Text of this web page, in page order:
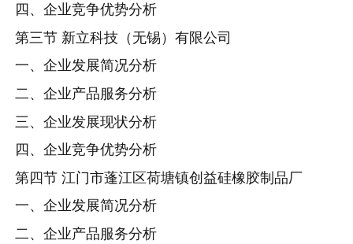
四、企业竞争优势分析
第三节 新立科技（无锡）有限公司
一、企业发展简况分析
二、企业产品服务分析
三、企业发展现状分析
四、企业竞争优势分析
第四节 江门市蓬江区荷塘镇创益硅橡胶制品厂
一、企业发展简况分析
二、企业产品服务分析